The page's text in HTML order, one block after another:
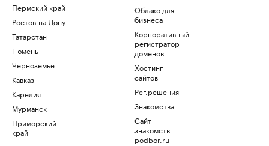
Пермский край
Ростов-на-Дону
Татарстан
Тюмень
Черноземье
Кавказ
Карелия
Мурманск
Приморский
край
Облако для
бизнеса
Корпоративный
регистратор
доменов
Хостинг
сайтов
Рег.решения
Знакомства
Сайт
знакомств
podbor.ru